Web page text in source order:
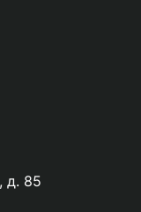
д. 85